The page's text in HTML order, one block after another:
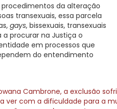
da alteração
transexuais, essa parcela
gays, bissexuais, transexuais
procurar na Justiça o
em processos que
do entendimento